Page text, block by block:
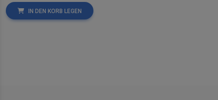
IN DEN KORB LEGEN